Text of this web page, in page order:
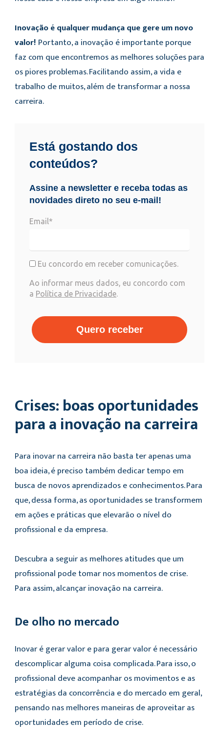
Inovação é qualquer mudança que gere um novo
valor! Portanto, a inovação é importante porque
faz com que encontremos as melhores soluções para
os piores problemas. Facilitando assim, a vida e
trabalho de muitos, além de transformar a nossa
carreira.
Está gostando dos
conteúdos?
Assine a newsletter e receba todas as
novidades direto no seu e-mail!
Email*
Eu concordo em receber comunicações.
Ao informar meus dados, eu concordo com
a Política de Privacidade.
Quero receber
Crises: boas oportunidades
para a inovação na carreira
Para inovar na carreira não basta ter apenas uma
boa ideia, é preciso também dedicar tempo em
busca de novos aprendizados e conhecimentos. Para
que, dessa forma, as oportunidades se transformem
em ações e práticas que elevarão o nível do
profissional e da empresa.
Descubra a seguir as melhores atitudes que um
profissional pode tomar nos momentos de crise.
Para assim, alcançar inovação na carreira.
De olho no mercado
Inovar é gerar valor e para gerar valor é necessário
descomplicar alguma coisa complicada. Para isso, o
profissional deve acompanhar os movimentos e as
estratégias da concorrência e do mercado em geral,
pensando nas melhores maneiras de aproveitar as
oportunidades em período de crise.